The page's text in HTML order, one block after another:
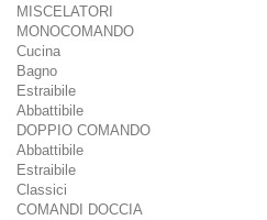
MISCELATORI
MONOCOMANDO
Cucina
Bagno
Estraibile
Abbattibile
DOPPIO COMANDO
Abbattibile
Estraibile
Classici
COMANDI DOCCIA